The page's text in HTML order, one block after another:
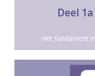
Deel
Het fundament